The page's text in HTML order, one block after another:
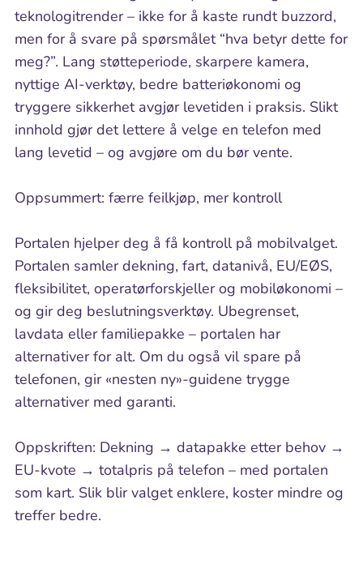
teknologitrender – ikke for å kaste rundt buzzord,
men for å svare på spørsmålet “hva betyr dette for
meg?”. Lang støtteperiode, skarpere kamera,
nyttige AI-verktøy, bedre batteriøkonomi og
tryggere sikkerhet avgjør levetiden i praksis. Slikt
innhold gjør det lettere å velge en telefon med
lang levetid – og avgjøre om du bør vente.
Oppsummert: færre feilkjøp, mer kontroll
Portalen hjelper deg å få kontroll på mobilvalget.
Portalen samler dekning, fart, datanivå, EU/EØS,
fleksibilitet, operatørforskjeller og mobiløkonomi –
og gir deg beslutningsverktøy. Ubegrenset,
lavdata eller familiepakke – portalen har
alternativer for alt. Om du også vil spare på
telefonen, gir «nesten ny»-guidene trygge
alternativer med garanti.
Oppskriften: Dekning → datapakke etter behov →
EU-kvote → totalpris på telefon – med portalen
som kart. Slik blir valget enklere, koster mindre og
treffer bedre.